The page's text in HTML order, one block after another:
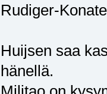
Rudiger-
Huijsen saa
hänellä.